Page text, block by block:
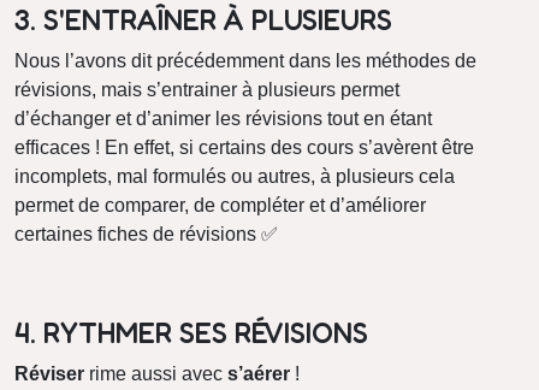
3. S'ENTRAÎNER À PLUSIEURS
Nous l’avons dit précédemment dans les méthodes de
révisions, mais s’entrainer à plusieurs permet
d’échanger et d’animer les révisions tout en étant
efficaces ! En effet, si certains des cours s’avèrent être
incomplets, mal formulés ou autres, à plusieurs cela
permet de comparer, de compléter et d’améliorer
certaines fiches de révisions ✅
4. RYTHMER SES RÉVISIONS
Réviser rime aussi avec s’aérer !